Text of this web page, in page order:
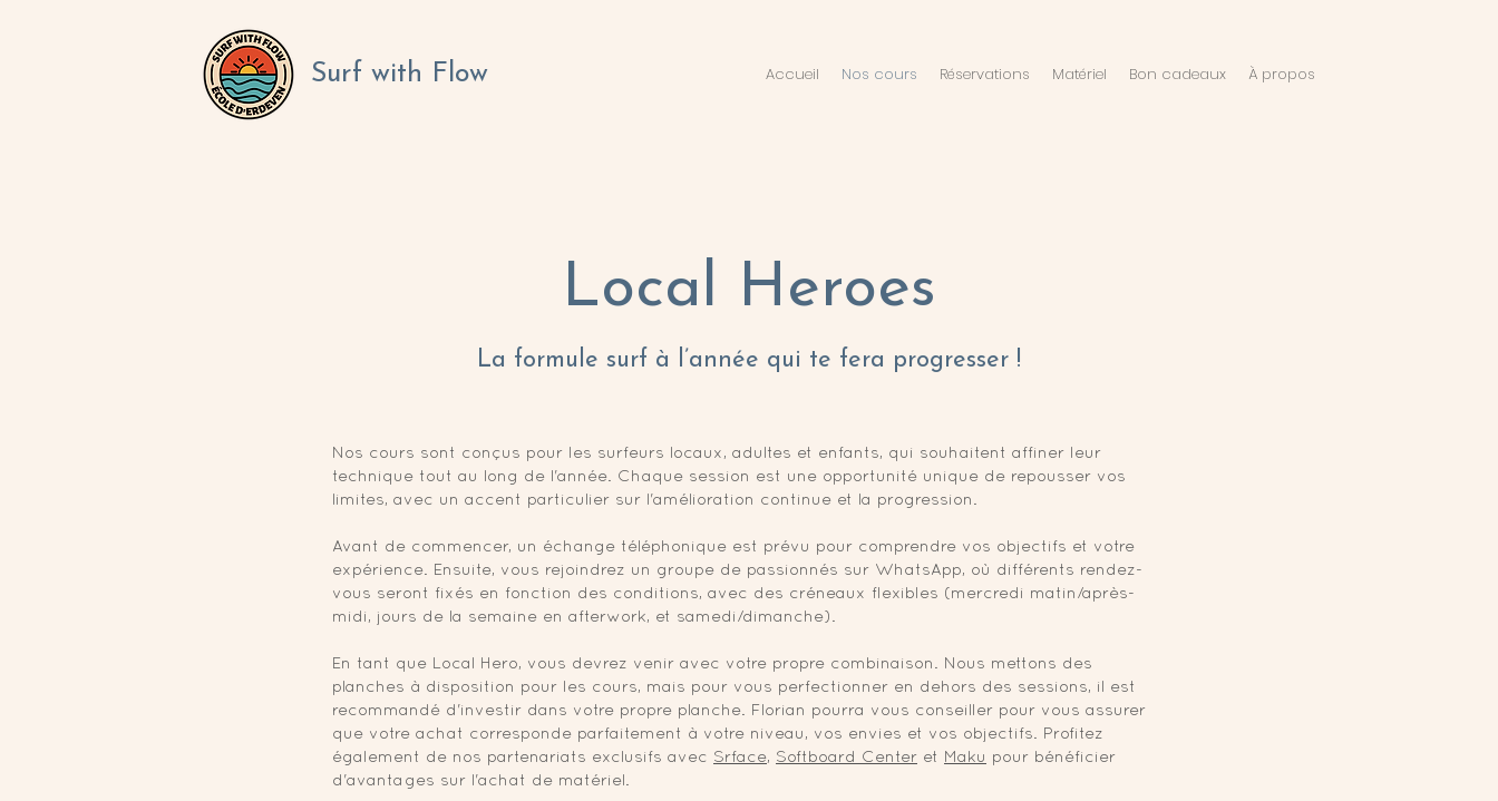
Surf with Flow Accueil Nos cours Réservations Matériel Bon cadeaux À propos
Local Heroes
La formule surf à l’année qui te fera progresser !
Nos cours sont conçus pour les surfeurs locaux, adultes et enfants, qui souhaitent affiner leur
technique tout au long de l'année. Chaque session est une opportunité unique de repousser vos
limites, avec un accent particulier sur l'amélioration continue et la progression.
Avant de commencer, un échange téléphonique est prévu pour comprendre vos objectifs et votre
expérience. Ensuite, vous rejoindrez un groupe de passionnés sur WhatsApp, où différents rendez-
vous seront fixés en fonction des conditions, avec des créneaux flexibles (mercredi matin/après-
midi, jours de la semaine en afterwork, et samedi/dimanche).
En tant que Local Hero, vous devrez venir avec votre propre combinaison. Nous mettons des
planches à disposition pour les cours, mais pour vous perfectionner en dehors des sessions, il est
recommandé d'investir dans votre propre planche. Florian pourra vous conseiller pour vous assurer
que votre achat corresponde parfaitement à votre niveau, vos envies et vos objectifs. Profitez
également de nos partenariats exclusifs avec Srface, Softboard Center et Maku pour bénéficier
d'avantages sur l'achat de matériel.